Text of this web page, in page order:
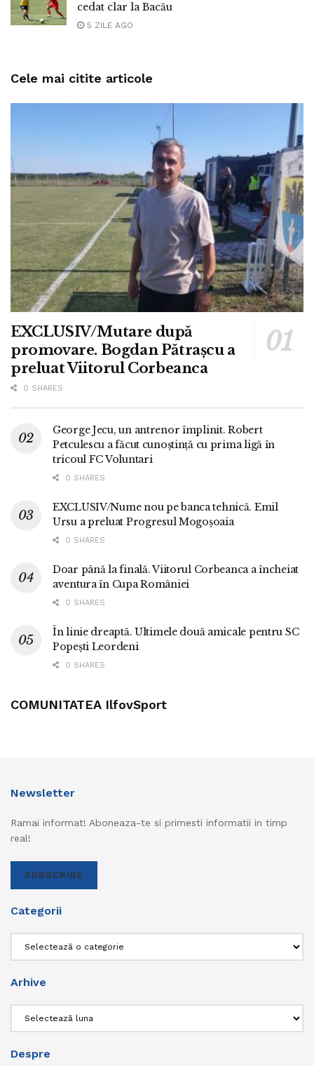
cedat clar la Bacău
5 ZILE AGO
Cele mai citite articole
EXCLUSIV/Mutare după
promovare. Bogdan Pătrașcu a
preluat Viitorul Corbeanca
0 SHARES
George Jecu, un antrenor împlinit. Robert
Petculescu a făcut cunoștință cu prima ligă în
tricoul FC Voluntari
0 SHARES
EXCLUSIV/Nume nou pe banca tehnică. Emil
Ursu a preluat Progresul Mogoșoaia
0 SHARES
Doar până la finală. Viitorul Corbeanca a încheiat
aventura în Cupa României
0 SHARES
În linie dreaptă. Ultimele două amicale pentru SC
Popești Leordeni
0 SHARES
COMUNITATEA IlfovSport
Newsletter
Ramai informat! Aboneaza-te si primesti informatii in timp
real!
SUBSCRIBE
Categorii
Arhive
Despre